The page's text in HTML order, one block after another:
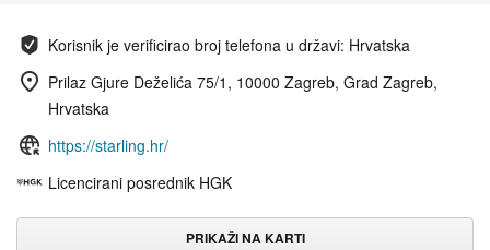
Korisnik je verificirao broj telefona u državi: Hrvatska
Prilaz Gjure Deželića 75/1, 10000 Zagreb, Grad Zagreb,
Hrvatska
https://starling.hr/
Licencirani posrednik HGK
PRIKAŽI NA KARTI